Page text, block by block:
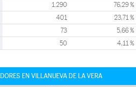
1.290 76,29 %
401 23,71 %
73 5,66 %
50 4,11 %
EN VILLANUEVA DE LA VERA